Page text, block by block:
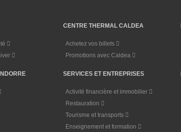
CENTRE THERMAL CALDEA
Achetez vos billets
Promotions avec Caldea
SERVICES ET ENTREPRISES
Activité financière et immobilier
Restauration
Tourisme et transports
Enseignement et formation